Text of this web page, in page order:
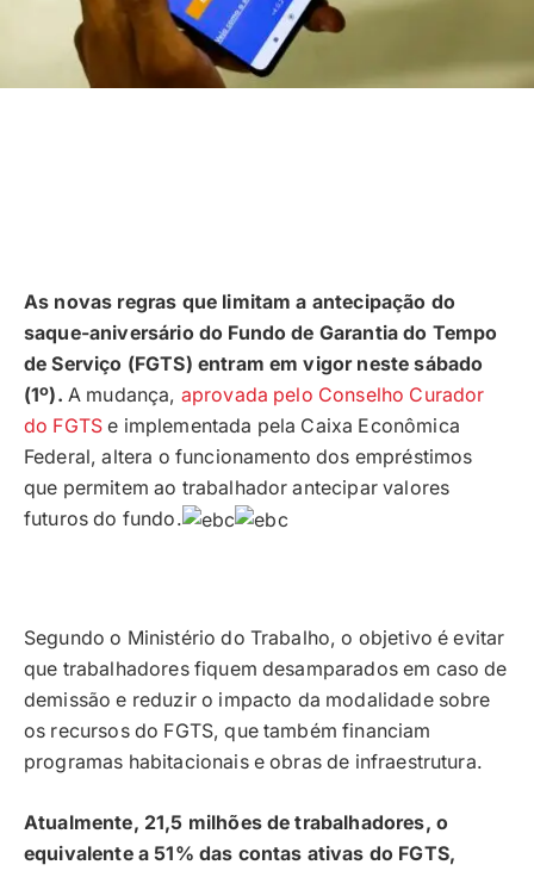
As novas regras que limitam a antecipação do
saque-aniversário do Fundo de Garantia do Tempo
de Serviço (FGTS) entram em vigor neste sábado
(1º). A mudança, aprovada pelo Conselho Curador
do FGTS e implementada pela Caixa Econômica
Federal, altera o funcionamento dos empréstimos
que permitem ao trabalhador antecipar valores
futuros do fundo.
Segundo o Ministério do Trabalho, o objetivo é evitar
que trabalhadores fiquem desamparados em caso de
demissão e reduzir o impacto da modalidade sobre
os recursos do FGTS, que também financiam
programas habitacionais e obras de infraestrutura.
Atualmente, 21,5 milhões de trabalhadores, o
equivalente a 51% das contas ativas do FGTS,